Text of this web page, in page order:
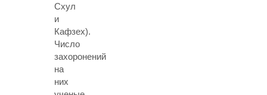
Схул
и
Кафзех).
Число
захоронений
на
них